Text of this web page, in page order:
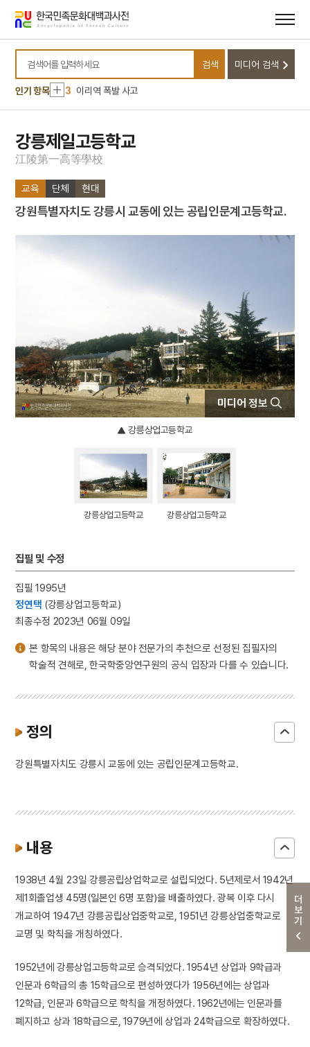
바로가기
바로가기
검색어를 입력하세요
검색 미디어 검색
인기 항목
10 달서구
1 금성대군
2 신위
3 이리역 폭발 사고
4 북조선임시인민위원회
5
반야심경
6 개성 경천사지 십층석탑
8
국방비
9 님의 침묵
10 달서구
5
반야심경
6 개성 경천사지 십층석탑
7 경북대학교 상주캠퍼스
8 국방비
더보기
강릉제일고등학교
江陵第一高等學校
교육 단체 현대
강원특별자치도 강릉시 교동에 있는 공립인문계고등학교.
미디어 정보
강릉상업고등학교
강릉상업고등학교 강릉상업고등학교
집필 및 수정
집필 1995년
정연택 (강릉상업고등학교)
최종수정 2023년 06월 09일
본 항목의 내용은 해당 분야 전문가의 추천으로 선정된 집필자의
학술적 견해로, 한국학중앙연구원의 공식 입장과 다를 수 있습니다.
정의
강원특별자치도 강릉시 교동에 있는 공립인문계고등학교.
내용
1938년 4월 23일 강릉공립상업학교로 설립되었다. 5년제로서 1942년
제1회졸업생 45명(일본인 6명 포함)을 배출하였다. 광복 이후 다시
개교하여 1947년 강릉공립상업중학교로, 1951년 강릉상업중학교로
교명 및 학칙을 개칭하였다.
1952년에 강릉상업고등학교로 승격되었다. 1954년 상업과 9학급과
인문과 6학급의 총 15학급으로 편성하였다가 1956년에는 상업과
12학급, 인문과 6학급으로 학칙을 개정하였다. 1962년에는 인문과를
폐지하고 상과 18학급으로, 1979년에 상업과 24학급으로 확장하였다.